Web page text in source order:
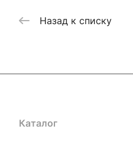
Назад к списку
Каталог